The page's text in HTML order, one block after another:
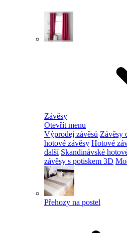
Závěsy
Otevřít menu
Výprodej závěsů Závěsy
hotové závěsy Hotové
další Skandinávské
závěsy s potiskem 3D
Přehozy na postel